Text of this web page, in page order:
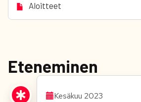
Aloitteet
Eteneminen
Kesäkuu 2023